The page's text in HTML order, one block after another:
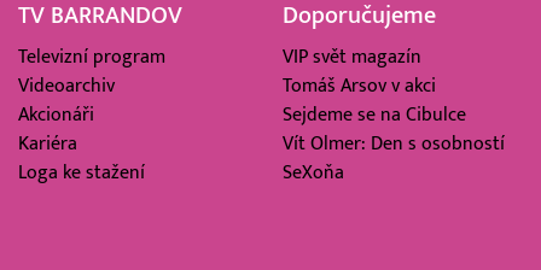
TV BARRANDOV
Televizní program
Videoarchiv
Akcionáři
Kariéra
Loga ke stažení
Doporučujeme
VIP svět magazín
Tomáš Arsov v akci
Sejdeme se na Cibulce
Vít Olmer: Den s osobností
SeXoňa